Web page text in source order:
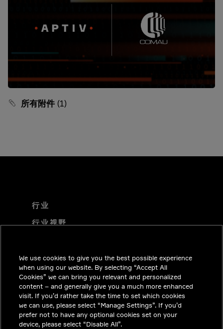
所有附件 (1)
行业
行业视野
职业机会
投资者关系
新闻中心
联系我们
We use cookies to give you the best possible experience
when using our website. By selecting “Accept All
Cookies” we can bring you relevant and personalized
content – and generally give you a much more enhanced
visit. If you’d rather take the time to set which cookies
we can use, please select “Manage Settings”. If you’d
prefer not to have any optional cookies set on your
device, please select “Disable All”.